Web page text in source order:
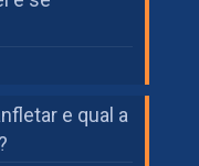
e qual a